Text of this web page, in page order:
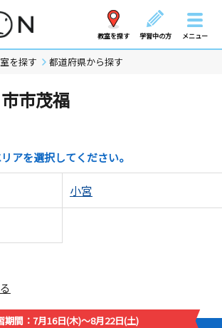
教室を探す 学習中の方 メニュー
を探す 都道府県から探す
市茂福
アを選択してください。
小宮
期間：7月16日(木)～8月22日(土)